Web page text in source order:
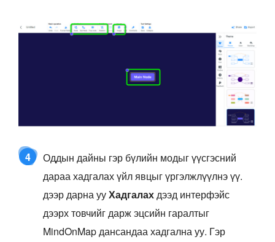
4
Оддын дайны гэр бүлийн модыг үүсгэсний
дараа хадгалах үйл явцыг үргэлжлүүлнэ үү.
дээр дарна ууХадгалахдээд интерфэйс
дээрх товчийг дарж эцсийн гаралтыг
MindOnMap дансандаа хадгална уу. Гэр